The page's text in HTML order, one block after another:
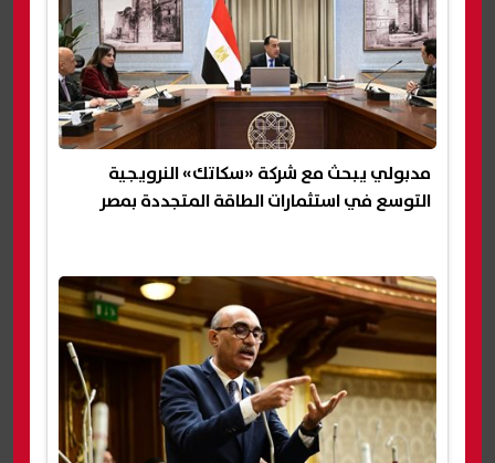
مدبولي يبحث مع شركة «سكاتك» النرويجية
التوسع في استثمارات الطاقة المتجددة بمصر